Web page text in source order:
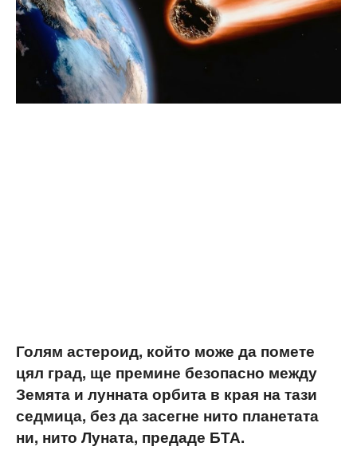
Голям астероид, който може да помете
цял град, ще премине безопасно между
Земята и лунната орбита в края на тази
седмица, без да засегне нито планетата
ни, нито Луната, предаде БТА.